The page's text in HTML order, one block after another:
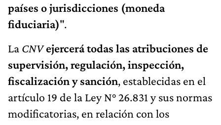
países o jurisdicciones (moneda
fiduciaria)".
La CNVejercerá todas las atribuciones de
supervisión, regulación, inspección,
fiscalización y sanción, establecidas en el
artículo 19 de la Ley N° 26.831 y sus normas
modificatorias, en relación con los